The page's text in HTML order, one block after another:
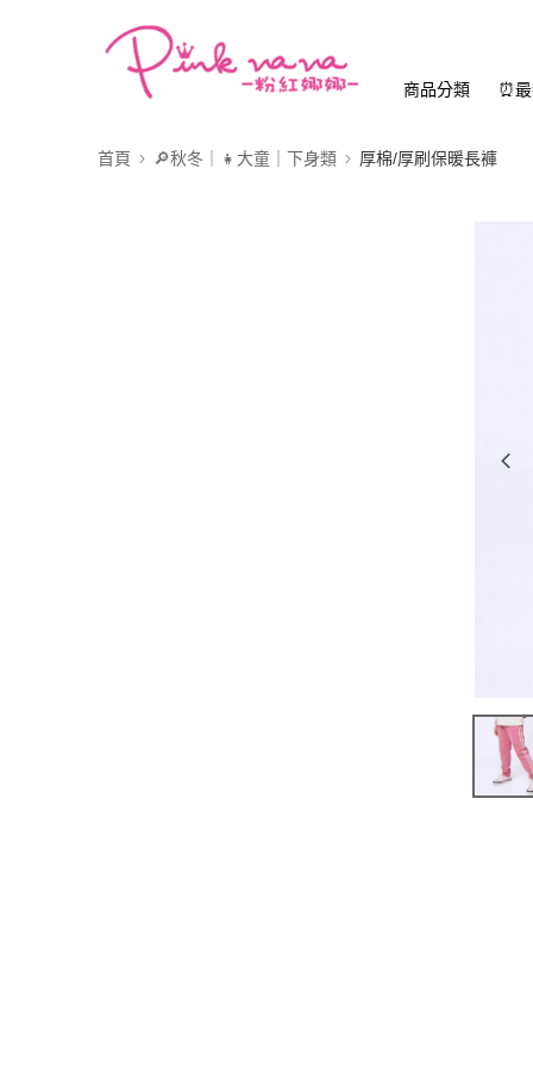
商品分類 ⏰
首頁 🔎秋冬｜👧大童｜下身類 厚棉/厚刷保暖長褲